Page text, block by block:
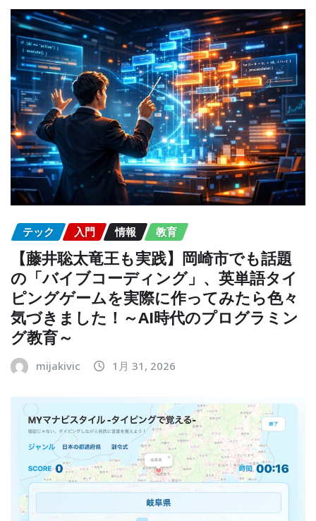
テック 入門 情報 教育
【藤井聡太竜王も実践】岡崎市でも話題
の「バイブコーディング」、英単語タイ
ピングゲームを実際に作ってみたら色々
気づきました！～AI時代のプログラミン
グ教育～
mijakivic 1月 31, 2026